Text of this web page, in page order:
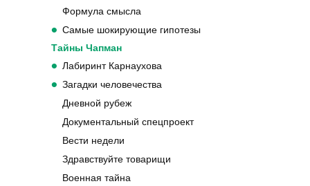
Дневной рубеж
Документальный спецпроект
Вести недели
Здравствуйте товарищи
Военная тайна
Совбез
Итоговая программа
Военная приемка
Засекреченные списки
Добров в эфире